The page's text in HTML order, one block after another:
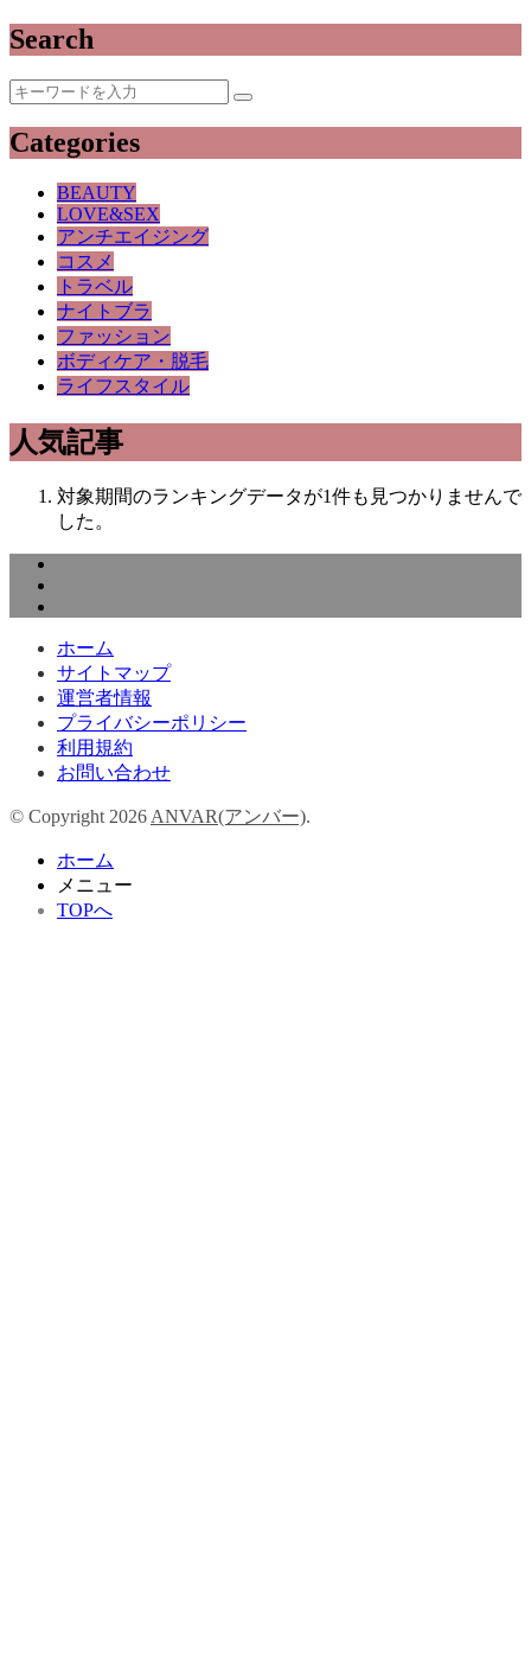
Search
Categories
BEAUTY
LOVE&SEX
アンチエイジング
コスメ
トラベル
ナイトブラ
ファッション
ボディケア・脱毛
ライフスタイル
人気記事
対象期間のランキングデータが1件も見つかりませんで
した。
ホーム
サイトマップ
運営者情報
プライバシーポリシー
利用規約
お問い合わせ
© Copyright 2026 ANVAR(アンバー).
ホーム
メニュー
TOPへ